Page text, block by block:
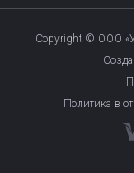
Copyright © ООО
Политика в